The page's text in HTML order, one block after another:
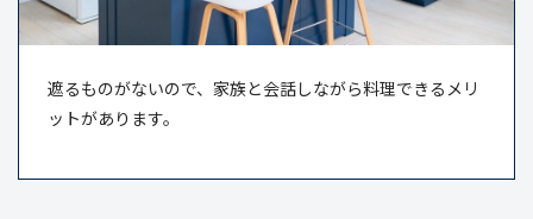
遮るものがないので、家族と会話しながら料理できるメリ
ットがあります。